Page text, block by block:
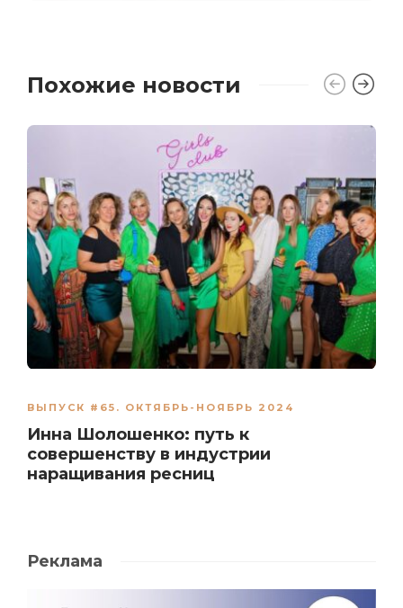
Похожие новости
ВЫПУСК #65. ОКТЯБРЬ-НОЯБРЬ 2024
Инна Шолошенко: путь к
совершенству в индустрии
наращивания ресниц
Реклама